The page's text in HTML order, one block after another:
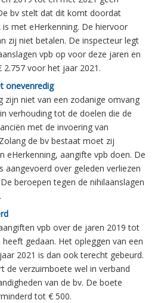
bv stelt dat dit komt doordat
met eHerkenning. De hiervoor
zij niet betalen. De inspecteur legt
vpb op voor deze jaren en
voor het jaar 2021.
onevenredig
zijn niet van een zodanige omvang
verhouding tot de doelen die de
met de invoering van
de bv bestaat moet zij
eHerkenning, aangifte vpb doen. De
aangevoerd over geleden verliezen
beroepen tegen de nihilaanslagen
vpb over de jaren 2019 tot
gedaan. Het opleggen van een
2021 is dan ook terecht gebeurd.
de verzuimboete wel in verband
van de bv. De boete
tot € 500.